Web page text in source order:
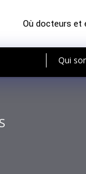
Où docteurs et
Qui